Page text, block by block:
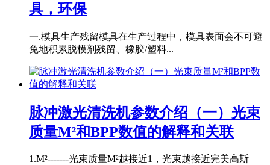
具，环保
一.模具生产残留模具在生产过程中，模具表面会不可避
免地积累脱模剂残留、橡胶/塑料...
脉冲激光清洗机参数介绍（一）光束
质量M²和BPP数值的解释和关联
1.M²-------光束质量M²越接近1，光束越接近完美高斯